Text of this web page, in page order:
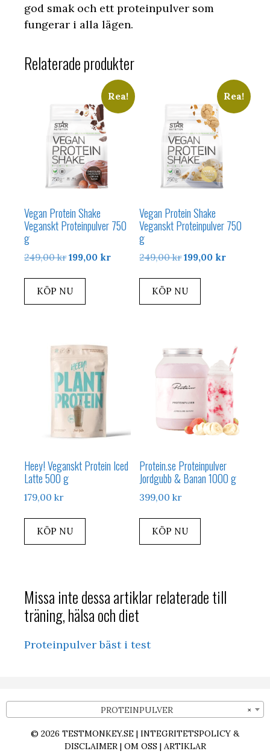
god smak och ett proteinpulver som
fungerar i alla lägen.
Relaterade produkter
Rea!
Vegan Protein Shake
Veganskt Proteinpulver 750
g
249,00kr Det
var:
199,00 krDet
KÖP NU
Rea!
Vegan Protein Shake
Veganskt Proteinpulver 750
g
249,00krDet
var:
199,00 krDet
KÖP NU
Heey! Veganskt Protein Iced
Latte 500 g
179,00 kr
KÖP NU
Protein.se Proteinpulver
Jordgubb & Banan 1000 g
399,00kr
KÖP NU
Missa inte dessa artiklar relaterade till
träning, hälsa och diet
Proteinpulver bäst i test
×
PROTEINPULVER
© 2026 TESTMONKEY.SE | INTEGRITETSPOLICY &
DISCLAIMER| OM OSS| ARTIKLAR